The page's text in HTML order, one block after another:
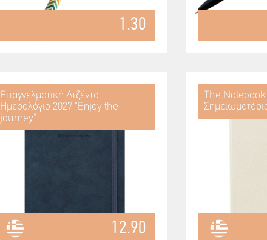
1.30
Επαγγελματική Ατζέντα
Ημερολόγιο 2027 "Enjoy the
journey"
12.90
The Notebook